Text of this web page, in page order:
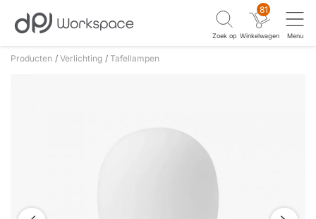
Zoek op
81
Winkelwagen Menu
Producten Verlichting Tafellampen